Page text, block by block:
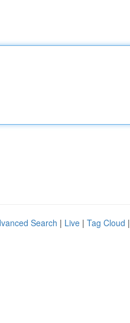
Search | Live | Tag Cloud |